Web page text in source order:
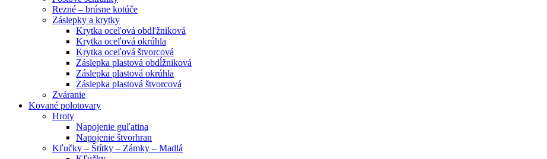
Rezné – brúsne kotúče
Záslepky a krytky
Krytka oceľová obdľžniková
Krytka oceľová okrúhla
Krytka oceľová štvorcová
Záslepka plastová obdĺžniková
Záslepka plastová okrúhla
Záslepka plastová štvorcová
Zváranie
Kované polotovary
Hroty
Napojenie guľatina
Napojenie štvorhran
Kľučky – Štítky – Zámky – Madlá